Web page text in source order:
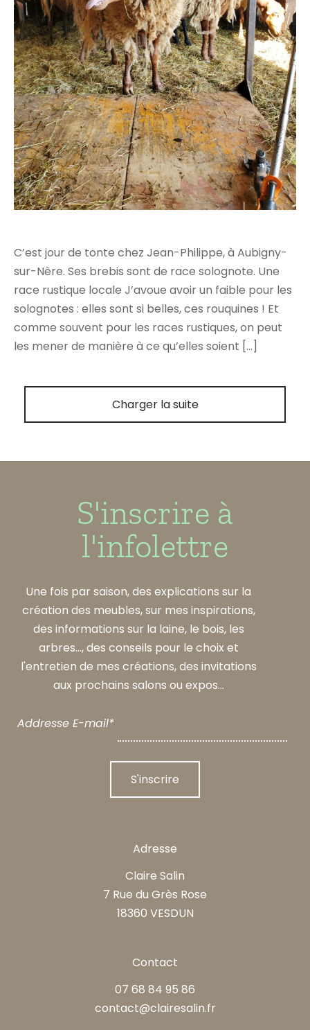
C’est jour de tonte chez Jean-Philippe, à Aubigny-
sur-Nère. Ses brebis sont de race solognote. Une
race rustique locale J’avoue avoir un faible pour les
solognotes : elles sont si belles, ces rouquines ! Et
comme souvent pour les races rustiques, on peut
les mener de manière à ce qu’elles soient […]
Charger la suite
S'inscrire à
l'infolettre
Une fois par saison, des explications sur la
création des meubles, sur mes inspirations,
des informations sur la laine, le bois, les
arbres..., des conseils pour le choix et
l'entretien de mes créations, des invitations
aux prochains salons ou expos...
Addresse E-mail*
Adresse
Claire Salin
7 Rue du Grès Rose
18360 VESDUN
Contact
07 68 84 95 86
contact@clairesalin.fr